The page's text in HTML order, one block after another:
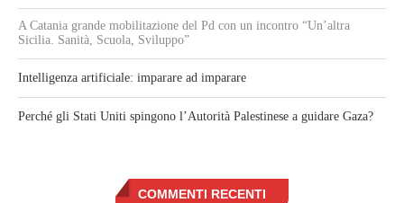
A Catania grande mobilitazione del Pd con un incontro “Un’altra
Sicilia. Sanità, Scuola, Sviluppo”
Intelligenza artificiale: imparare ad imparare
Perché gli Stati Uniti spingono l’Autorità Palestinese a guidare Gaza?
COMMENTI RECENTI